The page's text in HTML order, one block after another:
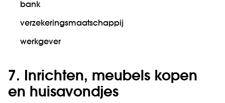
bank
verzekeringsmaatschappij
werkgever
7. Inrichten, meubels kopen
en huisavondjes